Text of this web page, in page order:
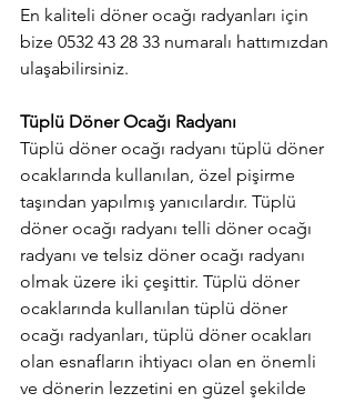
En kaliteli döner ocağı radyanları için
bize 0532 43 28 33 numaralı hattımızdan
ulaşabilirsiniz.
Tüplü Döner Ocağı Radyanı
Tüplü döner ocağı radyanı tüplü döner
ocaklarında kullanılan, özel pişirme
taşından yapılmış yanıcılardır. Tüplü
döner ocağı radyanı telli döner ocağı
radyanı ve telsiz döner ocağı radyanı
olmak üzere iki çeşittir. Tüplü döner
ocaklarında kullanılan tüplü döner
ocağı radyanları, tüplü döner ocakları
olan esnafların ihtiyacı olan en önemli
ve dönerin lezzetini en güzel şekilde